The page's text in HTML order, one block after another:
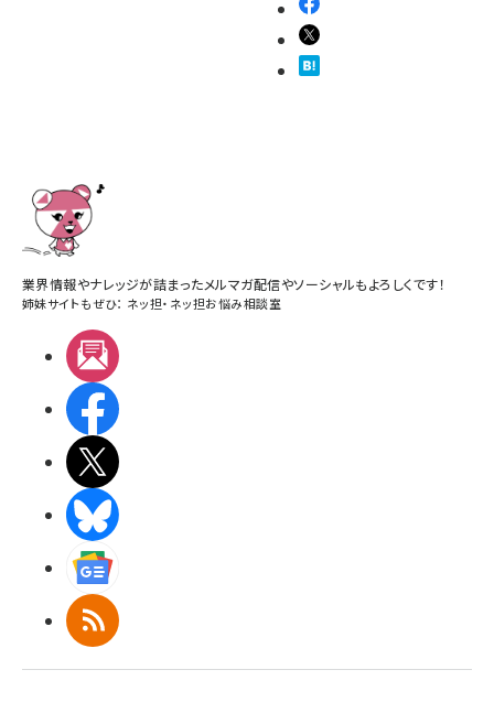
業界情報やナレッジが詰まったメルマガ配信やソーシャルもよろしくです！
姉妹サイトもぜひ： ネッ担・ ネッ担お悩み相談室
RSS